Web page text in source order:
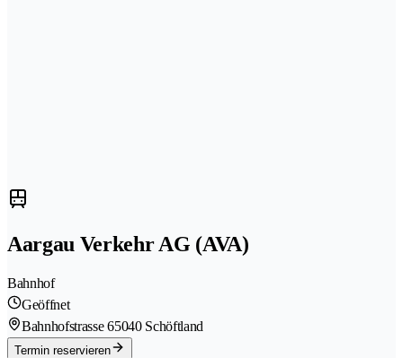
Aargau Verkehr AG (AVA)
Bahnhof
Geöffnet
Bahnhofstrasse 65040 Schöftland
Termin reservieren